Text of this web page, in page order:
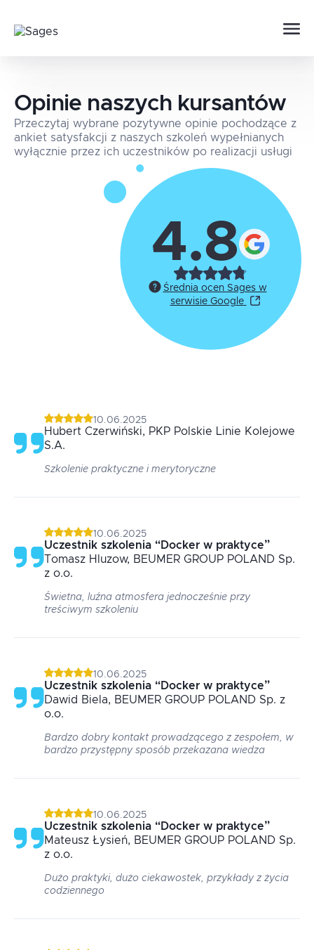
Opinie naszych kursantów
Przeczytaj wybrane pozytywne opinie pochodzące z
ankiet satysfakcji z naszych szkoleń wypełnianych
wyłącznie przez ich uczestników po realizacji usługi
4.8
Średnia ocen Sages w
serwisie Google
10.06.2025
Hubert Czerwiński, PKP Polskie Linie Kolejowe
S.A.
Szkolenie praktyczne i merytoryczne
10.06.2025
Uczestnik szkolenia “Docker w praktyce”
Tomasz Hluzow, BEUMER GROUP POLAND Sp.
z o.o.
Świetna, luźna atmosfera jednocześnie przy
treściwym szkoleniu
10.06.2025
Uczestnik szkolenia “Docker w praktyce”
Dawid Biela, BEUMER GROUP POLAND Sp. z
o.o.
Bardzo dobry kontakt prowadzącego z zespołem, w
bardzo przystępny sposób przekazana wiedza
10.06.2025
Uczestnik szkolenia “Docker w praktyce”
Mateusz Łysień, BEUMER GROUP POLAND Sp.
z o.o.
Dużo praktyki, dużo ciekawostek, przykłady z życia
codziennego